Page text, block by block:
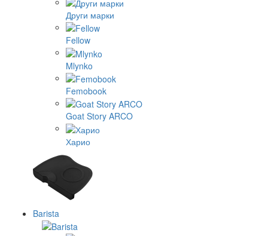
Други марки
Fellow
Mlynko
Femobook
Goat Story ARCO
Харио
Barista